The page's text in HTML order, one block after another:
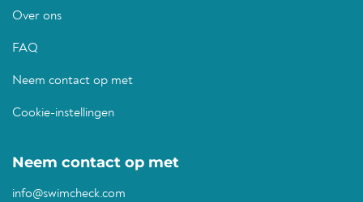
Over ons
FAQ
Neem contact op met
Cookie-instellingen
Neem contact op met
info@swimcheck.com